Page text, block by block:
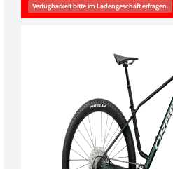
Verfügbarkeit bitte im Ladengeschäft erfragen.